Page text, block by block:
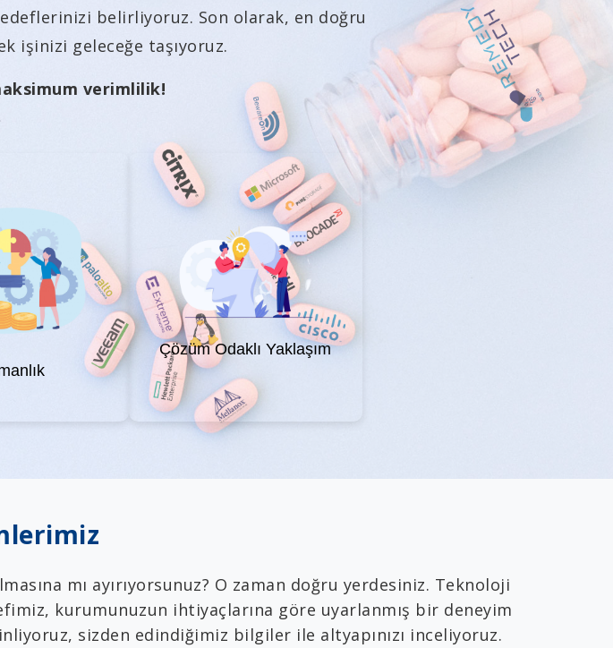
belirliyoruz. Son olarak, en doğru
işinizi geleceğe taşıyoruz.
verimlilik!
Çözüm Odaklı Yaklaşım
mı ayırıyorsunuz? O zaman doğru yerdesiniz. Teknoloji
kurumunuzun ihtiyaçlarına göre uyarlanmış bir deneyim
sizden edindiğimiz bilgiler ile altyapınızı inceliyoruz.